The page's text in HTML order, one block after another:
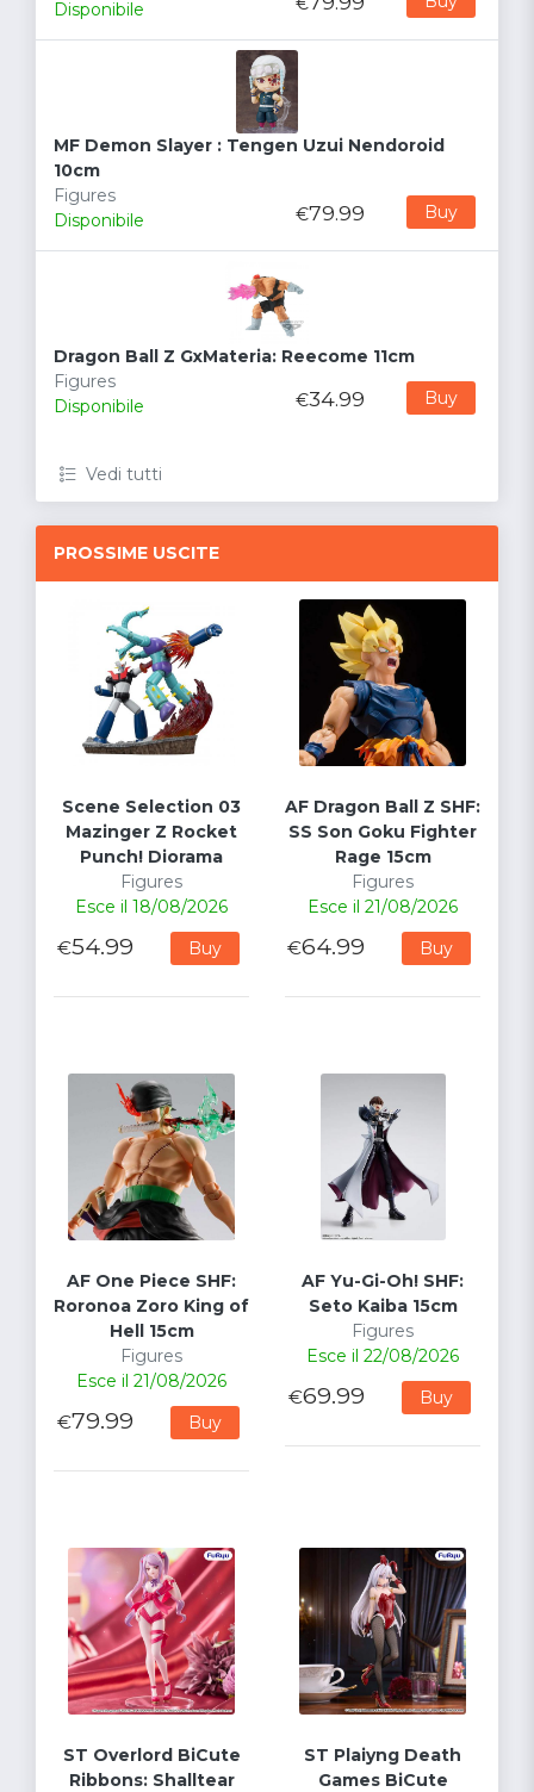
Disponibile
MF Demon Slayer : Tengen Uzui Nendoroid
10cm
Figures
Disponibile
€79.99 Buy
Dragon Ball Z GxMateria: Reecome 11cm
Figures
Disponibile
€34.99 Buy
Vedi tutti
PROSSIME USCITE
Scene Selection 03
Mazinger Z Rocket
Punch! Diorama
Figures
Esce il 18/08/2026
€54.99 Buy
AF Dragon Ball Z SHF:
SS Son Goku Fighter
Rage 15cm
Figures
Esce il 21/08/2026
€64.99 Buy
AF One Piece SHF:
Roronoa Zoro King of
Hell 15cm
Figures
Esce il 21/08/2026
€79.99 Buy
AF Yu-Gi-Oh! SHF:
Seto Kaiba 15cm
Figures
Esce il 22/08/2026
€69.99 Buy
ST Overlord BiCute
Ribbons: Shalltear
ST Plaiyng Death
Games BiCute